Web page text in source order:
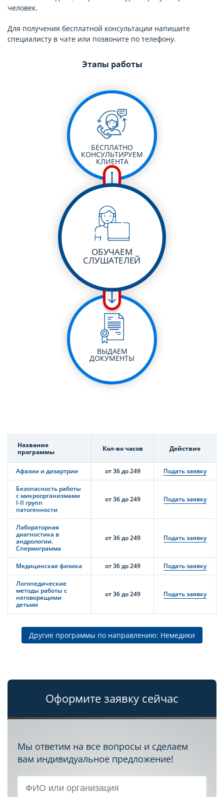
человек.
Для получения бесплатной консультации напишите
специалисту в чате или позвоните по телефону.
Этапы работы
БЕСПЛАТНО
КОНСУЛЬТИРУЕМ
КЛИЕНТА
ОБУЧАЕМ
СЛУШАТЕЛЕЙ
ВЫДАЕМ
ДОКУМЕНТЫ
Название
программы
Кол-во часов Действие
Афазии и дизартрии от 36 до 249 Подать заявку
Безопасность работы
с микроорганизмами
I-II групп
патогенности
от 36 до 249 Подать заявку
Лабораторная
диагностика в
андрологии.
Спермограмма
от 36 до 249 Подать заявку
Медицинская физика от 36 до 249 Подать заявку
Логопедические
методы работы с
неговорящими
детьми
от 36 до 249 Подать заявку
Другие программы по направлению: Немедики
Оформите заявку сейчас
Мы ответим на все вопросы и сделаем
вам индивидуальное предложение!